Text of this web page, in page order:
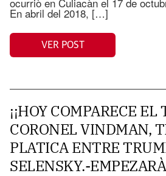
En abril del 2018, […]
VER POST
¡¡HOY COMPARECE
CORONEL VINDMAN,
PLATICA ENTRE
SELENSKY.-